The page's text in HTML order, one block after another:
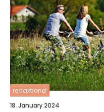
redaktionel
18. January 2024